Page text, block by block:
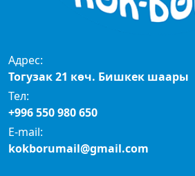
Адрес:
Тогузак 21 көч. Бишкек шаары
Тел:
+996 550 980 650
E-mail:
kokborumail@gmail.com